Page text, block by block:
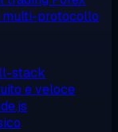
multi-protocollo
stack
e veloce